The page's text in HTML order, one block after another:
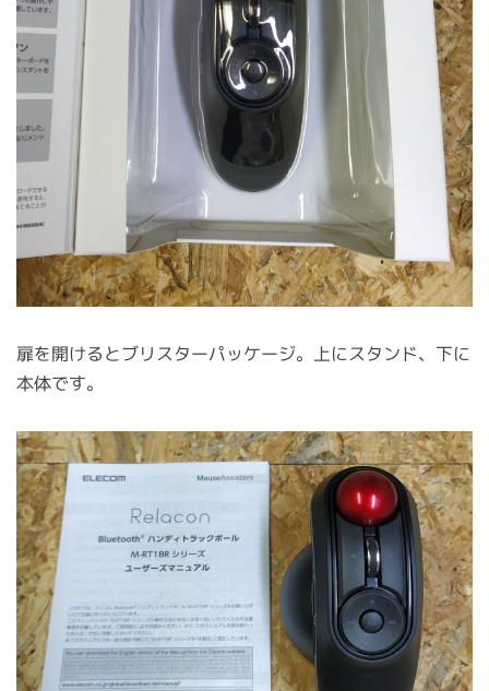
扉を開けるとブリスターパッケージ。上にスタンド、下に
本体です。